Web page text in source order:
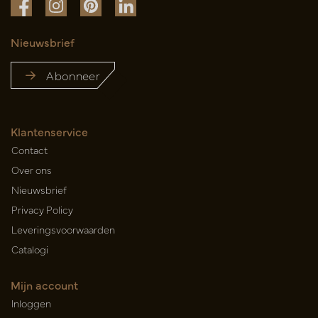
Nieuwsbrief
Abonneer
Klantenservice
Contact
Over ons
Nieuwsbrief
Privacy Policy
Leveringsvoorwaarden
Catalogi
Mijn account
Inloggen